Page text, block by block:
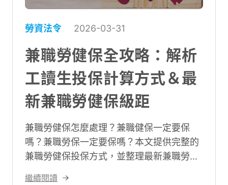
勞資法令 2026-03-31
兼職勞健保全攻略：解析
工讀生投保計算方式＆最
新兼職勞健保級距
兼職勞健保怎麼處理？兼職健保一定要保
嗎？兼職勞保一定要保嗎？本文提供完整的
兼職勞健保投保方式，並整理最新兼職勞健
繼續閱讀